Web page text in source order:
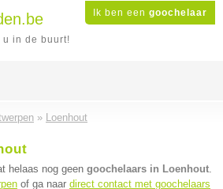
Ik ben een goochelaar
in de buurt!
» Loenhout
helaas nog geen goochelaars in Loenhout.
of ga naar direct contact met goochelaars